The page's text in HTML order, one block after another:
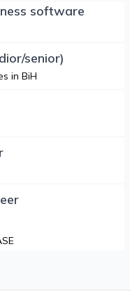
software
senior)
in BiH